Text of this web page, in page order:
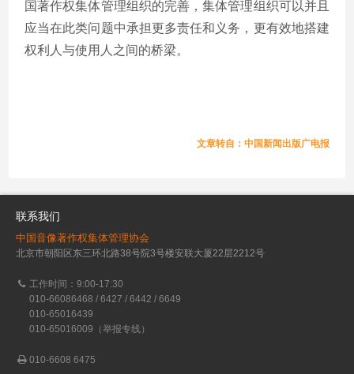
国著作权集体管理组织的完善，集体管理组织可以并且
应当在此类问题中承担更多责任和义务，更有效地搭建
权利人与使用人之间的桥梁。
文章转自：中国新闻出版广电报
联系我们
中国音像著作权集体管理协会
北京市朝阳区东三环北路38号院3号楼安联大厦22层2212号
工作时间：9:00-17:30
010-66086468 / 6427 / 6442 / 6649
010-65016439
010-65016009（举报专线）
010-6608 6475